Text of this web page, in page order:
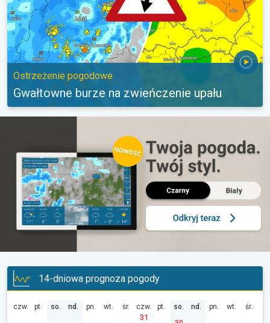
Ostrzeżenie pogodowe
Gwałtowne burze na zwieńczenie upału
14-dniowa prognoza pogody
czw. pt. so. nd. pn. wt. śr. czw.
31
pt. so. nd. pn. wt. śr.